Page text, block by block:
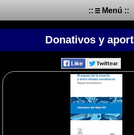
:: Menú ::
Donativos y